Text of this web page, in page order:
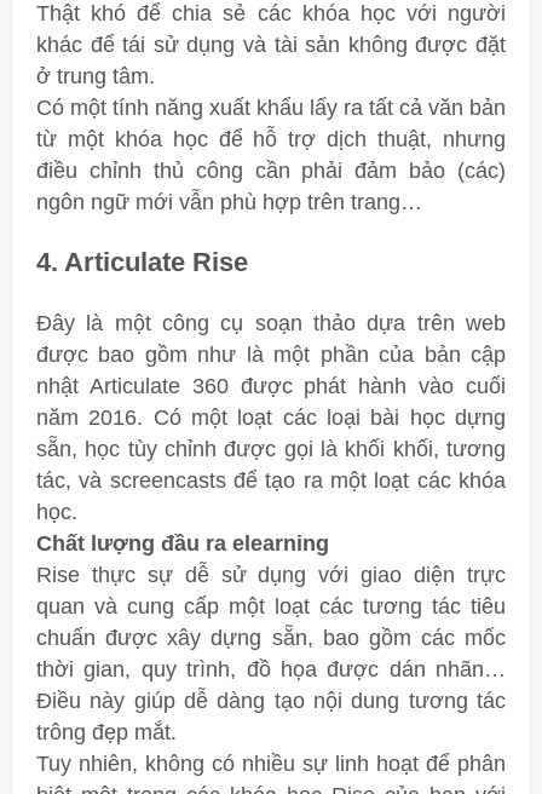
Thật khó để chia sẻ các khóa học với người
khác để tái sử dụng và tài sản không được đặt
ở trung tâm.
Có một tính năng xuất khẩu lấy ra tất cả văn bản
từ một khóa học để hỗ trợ dịch thuật, nhưng
điều chỉnh thủ công cần phải đảm bảo (các)
ngôn ngữ mới vẫn phù hợp trên trang…
4. Articulate Rise
Đây là một công cụ soạn thảo dựa trên web
được bao gồm như là một phần của bản cập
nhật Articulate 360 ​​được phát hành vào cuối
năm 2016. Có một loạt các loại bài học dựng
sẵn, học tùy chỉnh được gọi là khối khối, tương
tác, và screencasts để tạo ra một loạt các khóa
học.
Chất lượng đầu ra elearning
Rise thực sự dễ sử dụng với giao diện trực
quan và cung cấp một loạt các tương tác tiêu
chuẩn được xây dựng sẵn, bao gồm các mốc
thời gian, quy trình, đồ họa được dán nhãn…
Điều này giúp dễ dàng tạo nội dung tương tác
trông đẹp mắt.
Tuy nhiên, không có nhiều sự linh hoạt để phân